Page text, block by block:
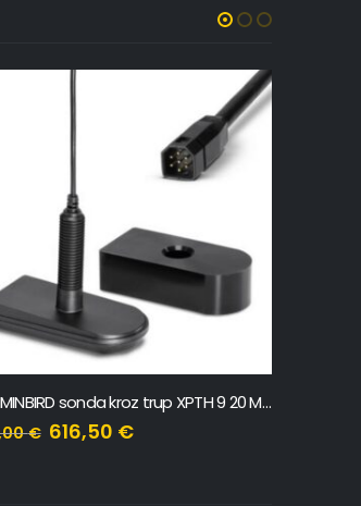
HUMMINBIRD sonda kroz trup XPTH 9 20 MSI T
€ 616,50 €